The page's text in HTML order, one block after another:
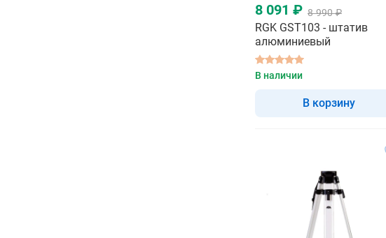
8 091 ₽ 8 990 ₽
RGK GST103 - штатив
алюминиевый
В наличии
В корзину